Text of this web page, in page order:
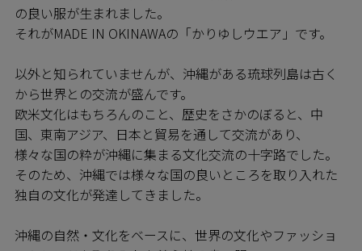
の良い服が生まれました。
それがMADE IN OKINAWAの「かりゆしウエア」です。
以外と知られていませんが、沖縄がある琉球列島は古く
から世界との交流が盛んです。
欧米文化はもちろんのこと、歴史をさかのぼると、中
国、東南アジア、日本と貿易を通して交流があり、
様々な国の粋が沖縄に集まる文化交流の十字路でした。
そのため、沖縄では様々な国の良いところを取り入れた
独自の文化が発達してきました。
沖縄の自然・文化をベースに、世界の文化やファッショ